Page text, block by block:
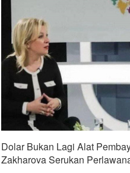
Dolar Bukan Lagi Alat
Zakharova Serukan